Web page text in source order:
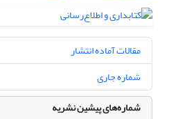
مقالات آماده انتشار
شماره جاری
شماره‌های پیشین نشریه